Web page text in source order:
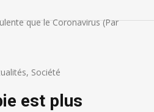
que le Coronavirus (Par
, Société
est plus